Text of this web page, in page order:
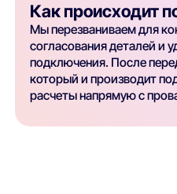
Как происходит
Мы перезваниваем для
согласования деталей и
подключения. После
который и производит
расчеты напрямую с